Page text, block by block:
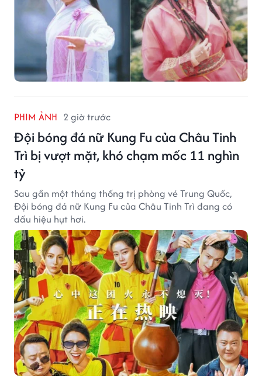
PHIM ẢNH 2 giờ trước
Đội bóng đá nữ Kung Fu của Châu Tinh
Trì bị vượt mặt, khó chạm mốc 11 nghìn
tỷ
Sau gần một tháng thống trị phòng vé Trung Quốc,
Đội bóng đá nữ Kung Fu của Châu Tinh Trì đang có
dấu hiệu hụt hơi.